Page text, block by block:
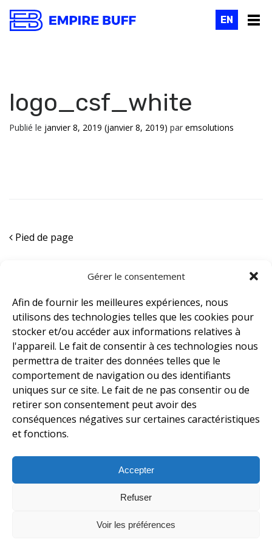
Gérer le consentement
Afin de fournir les meilleures expériences, nous
utilisons des technologies telles que les cookies pour
stocker et/ou accéder aux informations relatives à
l'appareil. Le fait de consentir à ces technologies nous
permettra de traiter des données telles que le
comportement de navigation ou des identifiants
uniques sur ce site. Le fait de ne pas consentir ou de
retirer son consentement peut avoir des
conséquences négatives sur certaines caractéristiques
et fonctions.
Accepter
Refuser
Voir les préférences
EN
logo_csf_white
Publié le janvier 8, 2019 (janvier 8, 2019) par emsolutions
Navigation
Pied de page
contact@empirebuff.com
1485 St-Elzéar Ouest, Laval, Qc, H7L 3N6
Tous droits réservé à Empire Buff © 2026
Déclaration de confidentialité (CA)